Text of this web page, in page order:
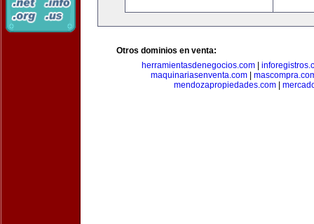
Otros dominios en venta:
herramientasdenegocios.com|
maquinariasenventa.com|
mendozapropiedades.com|